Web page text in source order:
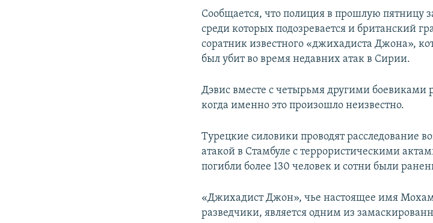
Сообщается, что полиция в прошлую пятницу
среди которых подозревается и британский
соратник известного «джихадиста Джона»,
был убит во время недавних атак в Сирии.
Дэвис вместе с четырьмя другими
когда именно это произошло неизвестно.
Турецкие силовики проводят расследование
атакой в Стамбуле с террористическими
погибли более 130 человек и сотни были
«Джихадист Джон», чье настоящее имя
разведчики, является одним из